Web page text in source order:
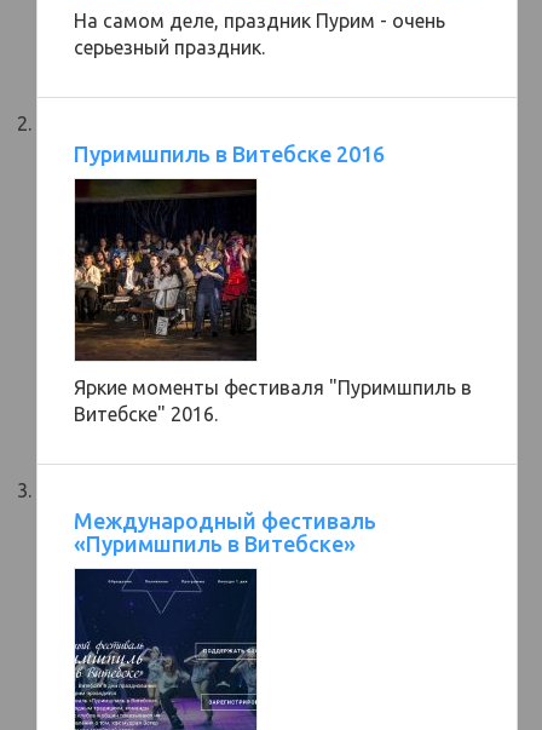
На самом деле, праздник Пурим - очень
серьезный праздник.
Пуримшпиль в Витебске 2016
Яркие моменты фестиваля "Пуримшпиль в
Витебске" 2016.
Международный фестиваль
«Пуримшпиль в Витебске»